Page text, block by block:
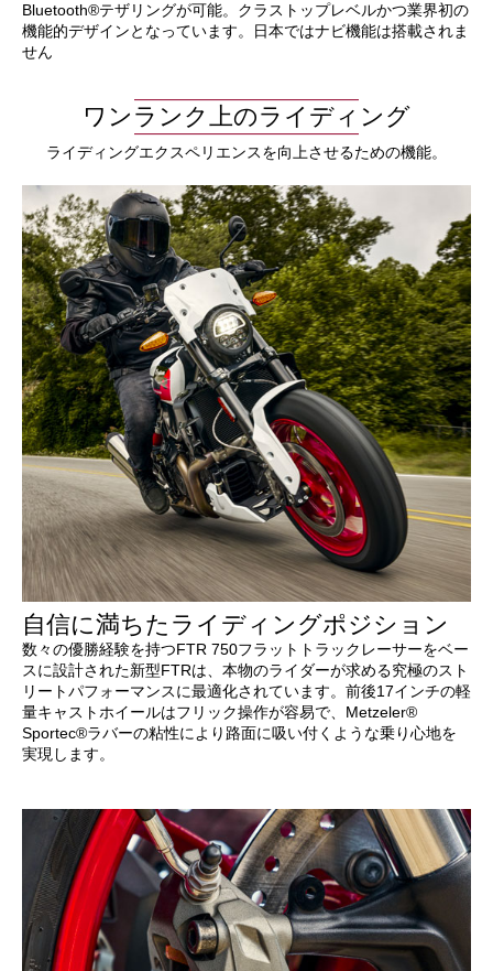
Bluetooth®テザリングが可能。クラストップレベルかつ業界初の
機能的デザインとなっています。日本ではナビ機能は搭載されま
せん
ワンランク上のライディング
ライディングエクスペリエンスを向上させるための機能。
自信に満ちたライディングポジション
数々の優勝経験を持つFTR 750フラットトラックレーサーをベー
スに設計された新型FTRは、本物のライダーが求める究極のスト
リートパフォーマンスに最適化されています。前後17インチの軽
量キャストホイールはフリック操作が容易で、Metzeler®
Sportec®ラバーの粘性により路面に吸い付くような乗り心地を
実現します。